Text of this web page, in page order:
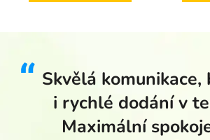
Skvělá komunikace,
i rychlé dodání v
Maximální